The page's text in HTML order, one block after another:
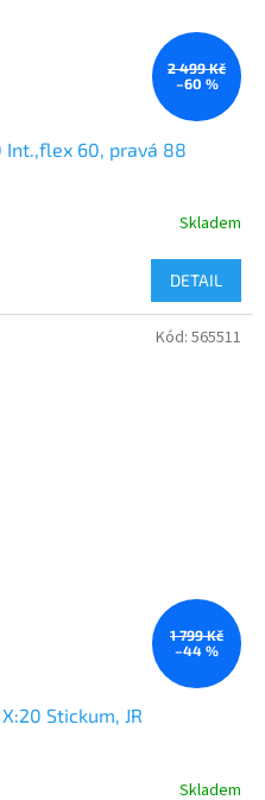
2 499 Kč
–60 %
Int.,flex 60, pravá 88
Skladem
DETAIL
1 799 Kč
–44 %
Stickum, JR
Skladem
Kód: 565511